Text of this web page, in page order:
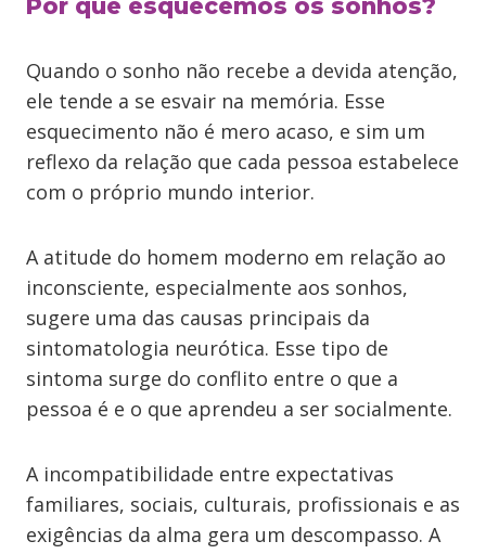
Por que esquecemos os sonhos?
Quando o sonho não recebe a devida atenção,
ele tende a se esvair na memória. Esse
esquecimento não é mero acaso, e sim um
reflexo da relação que cada pessoa estabelece
com o próprio mundo interior.
A atitude do homem moderno em relação ao
inconsciente, especialmente aos sonhos,
sugere uma das causas principais da
sintomatologia neurótica. Esse tipo de
sintoma surge do conflito entre o que a
pessoa é e o que aprendeu a ser socialmente.
A incompatibilidade entre expectativas
familiares, sociais, culturais, profissionais e as
exigências da alma gera um descompasso. A